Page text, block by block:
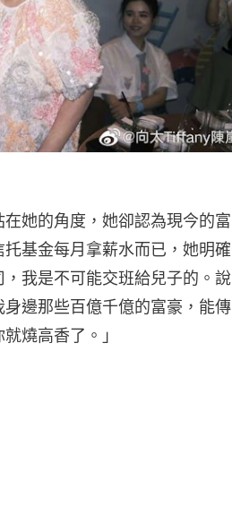
她的角度，她卻認為現今的富
基金每月拿薪水而已，她明確
我是不可能交班給兒子的。說
邊那些百億千億的富豪，能傳
燒高香了。」